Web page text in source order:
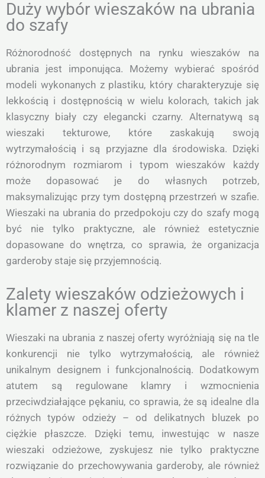
Duży wybór wieszaków na ubrania
do szafy
Różnorodność dostępnych na rynku wieszaków na
ubrania jest imponująca. Możemy wybierać spośród
modeli wykonanych z plastiku, który charakteryzuje się
lekkością i dostępnością w wielu kolorach, takich jak
klasyczny biały czy elegancki czarny. Alternatywą są
wieszaki tekturowe, które zaskakują swoją
wytrzymałością i są przyjazne dla środowiska. Dzięki
różnorodnym rozmiarom i typom wieszaków każdy
może dopasować je do własnych potrzeb,
maksymalizując przy tym dostępną przestrzeń w szafie.
Wieszaki na ubrania do przedpokoju czy do szafy mogą
być nie tylko praktyczne, ale również estetycznie
dopasowane do wnętrza, co sprawia, że organizacja
garderoby staje się przyjemnością.
Zalety wieszaków odzieżowych i
klamer z naszej oferty
Wieszaki na ubrania z naszej oferty wyróżniają się na tle
konkurencji nie tylko wytrzymałością, ale również
unikalnym designem i funkcjonalnością. Dodatkowym
atutem są regulowane klamry i wzmocnienia
przeciwdziałające pękaniu, co sprawia, że są idealne dla
różnych typów odzieży – od delikatnych bluzek po
ciężkie płaszcze. Dzięki temu, inwestując w nasze
wieszaki odzieżowe, zyskujesz nie tylko praktyczne
rozwiązanie do przechowywania garderoby, ale również